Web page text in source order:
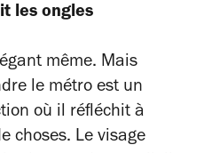
les ongles
même. Mais
le métro est un
où il réfléchit à
choses. Le visage